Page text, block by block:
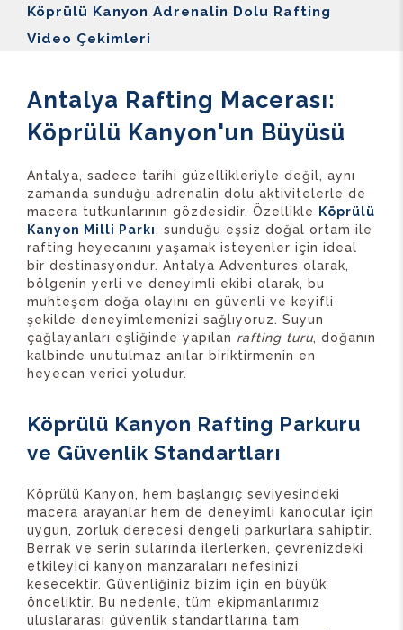
Köprülü Kanyon Adrenalin Dolu Rafting
Video Çekimleri
Antalya Rafting Macerası:
Köprülü Kanyon'un Büyüsü
Antalya, sadece tarihi güzellikleriyle değil, aynı
zamanda sunduğu adrenalin dolu aktivitelerle de
macera tutkunlarının gözdesidir. Özellikle
Köprülü
Kanyon Milli Parkı, sunduğu eşsiz doğal ortam ile
rafting heyecanını yaşamak isteyenler için ideal
bir destinasyondur. Antalya Adventures olarak,
bölgenin yerli ve deneyimli ekibi olarak, bu
muhteşem doğa olayını en güvenli ve keyifli
şekilde deneyimlemenizi sağlıyoruz. Suyun
çağlayanları eşliğinde yapılan rafting turu, doğanın
kalbinde unutulmaz anılar biriktirmenin en
heyecan verici yoludur.
Köprülü Kanyon Rafting Parkuru
ve Güvenlik Standartları
Köprülü Kanyon, hem başlangıç seviyesindeki
macera arayanlar hem de deneyimli kanocular için
uygun, zorluk derecesi dengeli parkurlara sahiptir.
Berrak ve serin sularında ilerlerken, çevrenizdeki
etkileyici kanyon manzaraları nefesinizi
kesecektir. Güvenliğiniz bizim için en büyük
önceliktir. Bu nedenle, tüm ekipmanlarımız
uluslararası güvenlik standartlarına tam